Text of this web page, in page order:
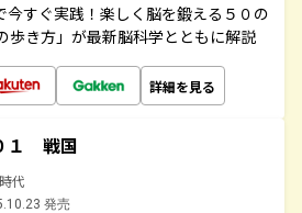
今すぐ実践！楽しく脳を鍛える５０の
歩き方」が最新脳科学とともに解説
詳細を見る
１ 戦国
代
発売